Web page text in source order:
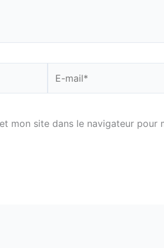
mail*
mon site dans le navigateur pour